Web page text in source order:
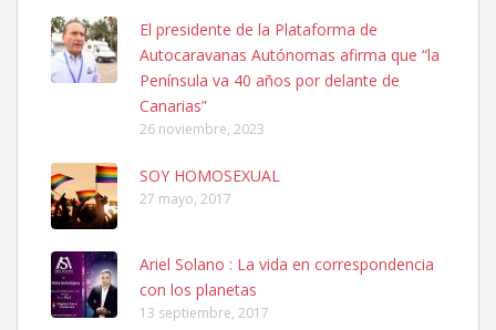
Ninfa perdida
El día 5 se los perdió una ninfa papillera, asustada tiene miedo a la
calle, se perdió por la zon...
Leales.org » Gran Canaria
6.7.2025
Adopcion
Busco casa de acogida para mi perrita ya que por temas de trabajo
no la puedo tener. Solo gente r...
El presidente de la Plataforma de
Autocaravanas Autónomas afirma que “la
Península va 40 años por delante de
Canarias”
26 noviembre, 2023
SOY HOMOSEXUAL
27 mayo, 2017
Ariel Solano : La vida en correspondencia
con los planetas
13 septiembre, 2017